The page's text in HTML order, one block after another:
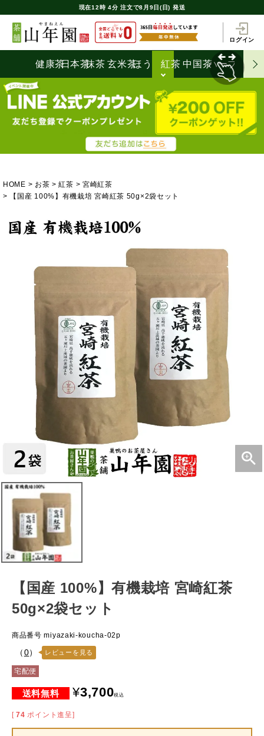
現在12時 4分 注文で8月9日(日) 発送
ログイン
健康茶日本茶抹茶 玄米茶ほうじ茶
紅茶 中国茶ハーブティ
HOME お茶 紅茶
宮崎紅茶
【国産 100%】有機栽培 宮崎紅茶 50g×2袋セット
【国産 100%】有機栽培 宮崎紅茶
50g×2袋セット
商品番号 miyazaki-koucha-02p
（0） レビューを見る
宅配便
¥3,700税込
[ 74 ポイント進呈]